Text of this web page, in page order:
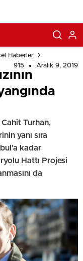
Haberler
915
Aralık 9, 2019
Turhan,
yanı sıra
kadar
Hattı Projesi
da